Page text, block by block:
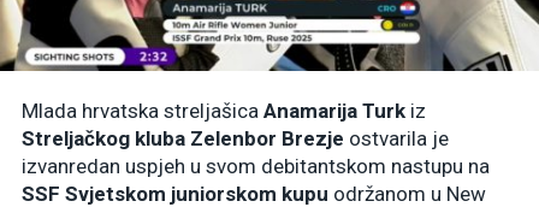
Mlada hrvatska streljašica Anamarija Turk iz
Streljačkog kluba Zelenbor Brezje ostvarila je
izvanredan uspjeh u svom debitantskom nastupu na
SSF Svjetskom juniorskom kupu održanom u New